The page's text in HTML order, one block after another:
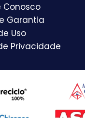
Conosco
Garantia
Uso
Privacidade